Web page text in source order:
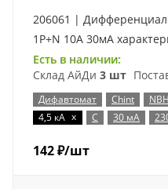
206061 |
1P+N 10А 30мА
Есть в наличии:
Склад АйДи 3 шт
Дифавтомат Chint
4,5 кА x C 30 мА
142₽/шт